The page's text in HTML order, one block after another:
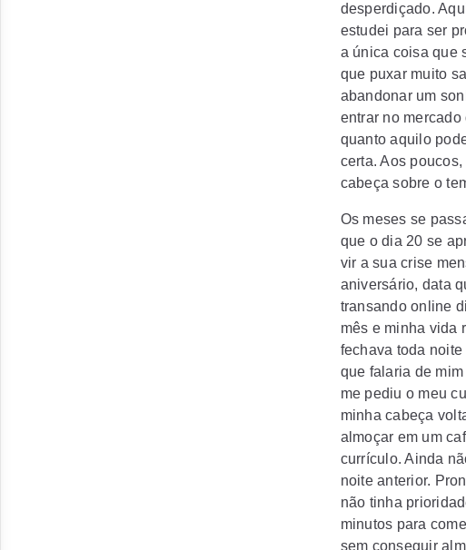
desperdiçado.
estudei para ser
a única coisa que
que puxar muito
abandonar um
entrar no
quanto aquilo
certa. Aos
cabeça sobre o
Os meses se
que o dia 20 se
vir a sua crise
aniversário, data
transando online
mês e minha vida
fechava toda
que falaria de
me pediu o meu
minha cabeça
almoçar em um
currículo. Ainda
noite anterior.
não tinha
minutos para
sem conseguir